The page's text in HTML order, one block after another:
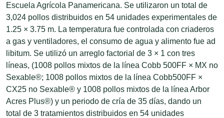
Escuela Agrícola Panamericana. Se utilizaron un total de
3,024 pollos distribuidos en 54 unidades experimentales de
1.25 × 3.75 m. La temperatura fue controlada con criaderos
a gas y ventiladores, el consumo de agua y alimento fue ad
libitum. Se utilizó un arreglo factorial de 3 × 1 con tres
líneas, (1008 pollos mixtos de la línea Cobb 500FF × MX no
Sexable®; 1008 pollos mixtos de la línea Cobb500FF ×
CX25 no Sexable® y 1008 pollos mixtos de la línea Arbor
Acres Plus®) y un periodo de cría de 35 días, dando un
total de 3 tratamientos distribuidos en 54 unidades